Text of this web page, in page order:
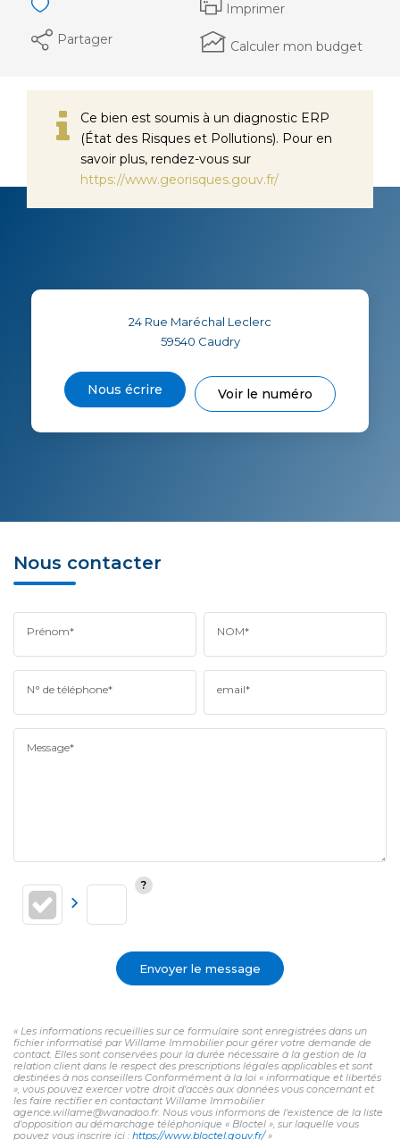
Imprimer
Partager
Calculer mon budget
Ce bien est soumis à un diagnostic ERP
(État des Risques et Pollutions). Pour en
savoir plus, rendez-vous sur
https://www.georisques.gouv.fr/
24 Rue Maréchal Leclerc
59540 Caudry
Nous écrire Voir le numéro
Nous contacter
Prénom* NOM*
N° de téléphone* email*
Message*
Envoyer le message
« Les informations recueillies sur ce formulaire sont enregistrées dans un
fichier informatisé par Willame Immobilier pour gérer votre demande de
contact. Elles sont conservées pour la durée nécessaire à la gestion de la
relation client dans le respect des prescriptions légales applicables et sont
destinées à nos conseillers Conformément à la loi « informatique et libertés
», vous pouvez exercer votre droit d'accès aux données vous concernant et
les faire rectifier en contactant Willame Immobilier
agence.willame@wanadoo.fr. Nous vous informons de l'existence de la liste
d'opposition au démarchage téléphonique « Bloctel », sur laquelle vous
pouvez vous inscrire ici : https://www.bloctel.gouv.fr/»